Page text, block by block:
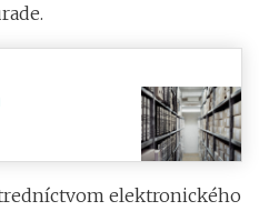
elektronického